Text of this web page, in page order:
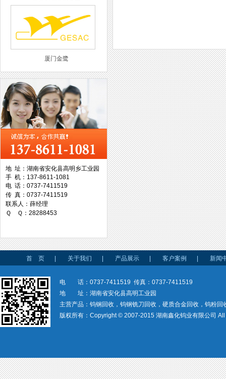
厦门金鹭
西工集团
台湾协威机械
台湾万事达切削科技
地 址：湖南省安化县高明乡工业园
手 机：137-8611-1081
电 话：0737-7411519
传 真：0737-7411519
联系人：薛经理
Ｑ Ｑ：28288453
首 页 关于我们 产品展示 客户案例 新闻
电 话：0737-7411519 传真：0737-7411519
地 址：湖南省安化县高明工业园
主营产品：钨钢回收，钨钢铣刀回收，硬质合金回收，钨粉回
版权所有：Copyright © 2007-2015 湖南鑫化钨业有限公司